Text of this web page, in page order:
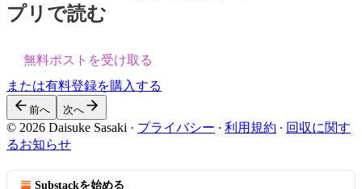
プリで読む
無料ポストを受け取る
または有料登録を購入する
前へ 次へ
© 2026 Daisuke Sasaki · プライバシー ∙ 利用規約 ∙ 回収に関す
るお知らせ
Substackを始める